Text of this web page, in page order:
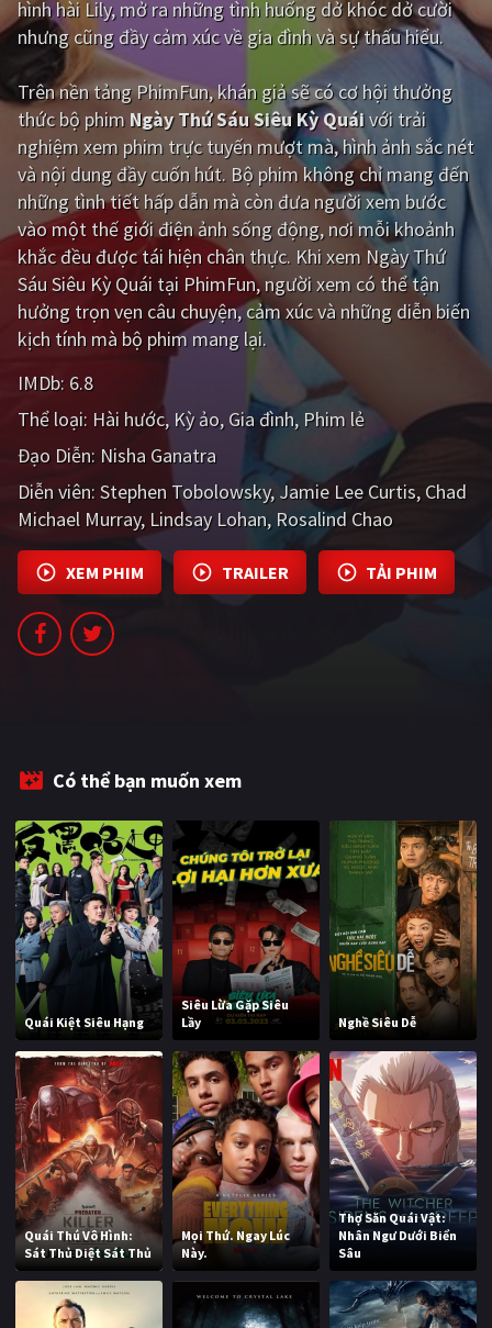
Giật gân Gia đình
Bí ẩn Lịch sử
Viễn Tây Tiểu sử
GameShow DramaTV
QUỐC GIA
Âu - Mỹ Trung Quốc - Hồng Kông
Hàn Quốc Nhật Bản
Việt Nam
Tổng hợp
CẬP NHẬT
PHIM MỚI
PHIM BỘ
PHIM LẺ
PHIM CHIẾU RẠP
hình hài Lily, mở ra những tình huống dở khóc dở cười
nhưng cũng đầy cảm xúc về gia đình và sự thấu hiểu.
Trên nền tảngPhimFun, khán giả sẽ có cơ hội thưởng
thức bộ phim Ngày Thứ Sáu Siêu Kỳ Quáivới trải
nghiệm xem phim trực tuyến mượt mà, hình ảnh sắc nét
và nội dung đầy cuốn hút. Bộ phim không chỉ mang đến
những tình tiết hấp dẫn mà còn đưa người xem bước
vào một thế giới điện ảnh sống động, nơi mỗi khoảnh
khắc đều được tái hiện chân thực. Khi xem Ngày Thứ
Sáu Siêu Kỳ Quái tại PhimFun, người xem có thể tận
hưởng trọn vẹn câu chuyện, cảm xúc và những diễn biến
kịch tính mà bộ phim mang lại.
IMDb: 6.8
Thể loại: Hài hước Kỳ ảo Gia đình Phim lẻ
Đạo Diễn: Nisha Ganatra
Diễn viên: Stephen Tobolowsky Jamie Lee Curtis Chad
Michael Murray Lindsay Lohan Rosalind Chao
XEM PHIM TRAILER TẢI PHIM
Có thể bạn muốn xem
Quái Kiệt Siêu Hạng
Siêu Lừa Gặp Siêu
Lầy
Nghề Siêu Dễ
Quái Thú Vô Hình:
Sát Thủ Diệt Sát Thủ
Mọi Thứ. Ngay Lúc
Này.
Thợ Săn Quái Vật:
Nhân Ngư Dưới Biển
Sâu